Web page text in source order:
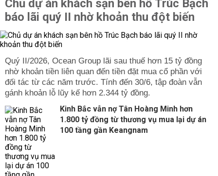
Chủ dự án khách sạn bên hồ Trúc Bạch
báo lãi quý II nhờ khoản thu đột biến
Quý II/2026, Ocean Group lãi sau thuế hơn 15 tỷ đồng
nhờ khoản tiền liên quan đến tiền đặt mua cổ phần với
đối tác từ các năm trước. Tính đến 30/6, tập đoàn vẫn
gánh khoản lỗ lũy kế hơn 2.344 tỷ đồng.
Kinh Bắc vẫn nợ Tân Hoàng Minh hơn
1.800 tỷ đồng từ thương vụ mua lại dự án
100 tầng gần Keangnam